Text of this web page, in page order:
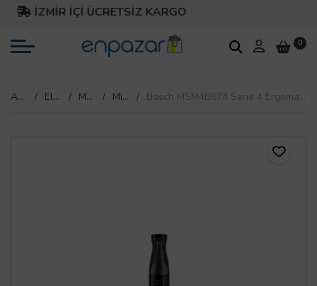
İZMİR İÇİ ÜCRETSİZ KARGO
0
Anasayfa Elektrikli Ev Aletleri Mutfak Gereçleri Mikser & Blender Bosch MSM4B674 Serie 4 Ergomaster 1000 W El Blender Seti